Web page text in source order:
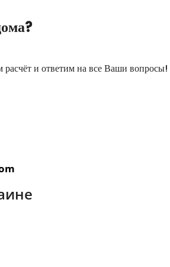
расчёт и ответим на все Ваши вопросы!